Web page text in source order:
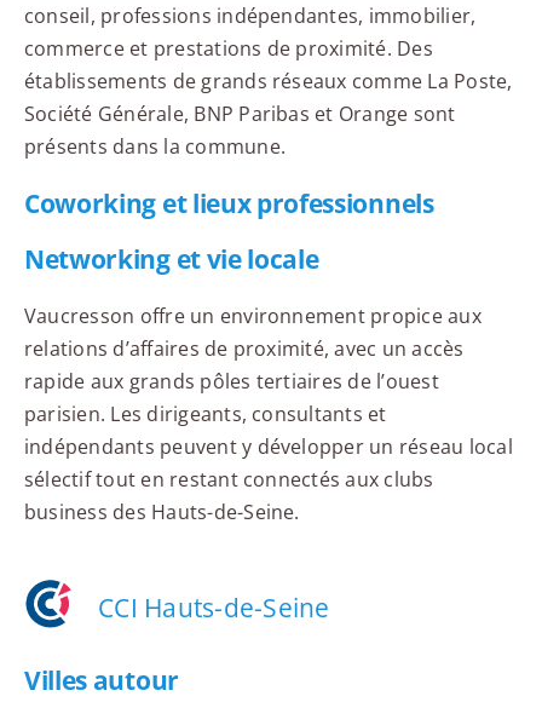
conseil, professions indépendantes, immobilier,
commerce et prestations de proximité. Des
établissements de grands réseaux comme La Poste,
Société Générale, BNP Paribas et Orange sont
présents dans la commune.
Coworking et lieux professionnels
Networking et vie locale
Vaucresson offre un environnement propice aux
relations d’affaires de proximité, avec un accès
rapide aux grands pôles tertiaires de l’ouest
parisien. Les dirigeants, consultants et
indépendants peuvent y développer un réseau local
sélectif tout en restant connectés aux clubs
business des Hauts-de-Seine.
CCI Hauts-de-Seine
Villes autour